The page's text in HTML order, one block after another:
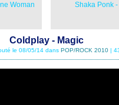
Woman
Shaka Ponk
Coldplay - Magic
le 08/05/14 dans POP/ROCK 2010|